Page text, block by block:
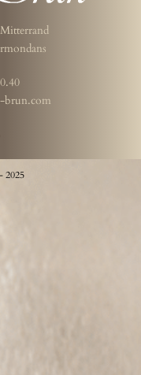
brun.com
2025